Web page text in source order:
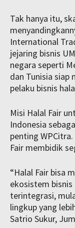
Tak hanya itu,
International
jejaring bisnis
negara seperti
dan Tunisia siap
pelaku bisnis
Misi Halal Fair
Indonesia
penting
Fair membidik
“Halal Fair bisa
ekosistem bisnis
terintegrasi,
lingkup yang
Satrio Sukur,